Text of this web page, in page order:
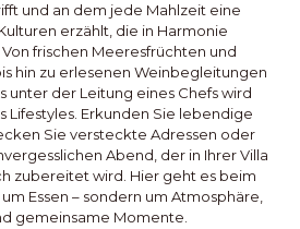
und an dem jede Mahlzeit eine
erzählt, die in Harmonie
frischen Meeresfrüchten und
hin zu erlesenen Weinbegleitungen
unter der Leitung eines Chefs wird
Lifestyles. Erkunden Sie lebendige
Sie versteckte Adressen oder
Abend, der in Ihrer Villa
zubereitet wird. Hier geht es beim
Essen – sondern um Atmosphäre,
gemeinsame Momente.